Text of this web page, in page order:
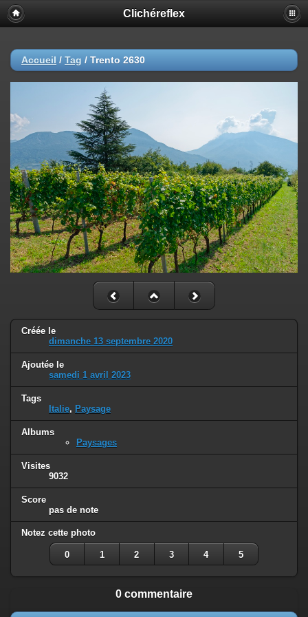
Clichéreflex
Accueil / Tag / Trento 2630
Créée le
dimanche 13 septembre 2020
Ajoutée le
samedi 1 avril 2023
Tags
Italie, Paysage
Albums
Paysages
Visites
9032
Score
pas de note
Notez cette photo
0 1 2 3 4 5
0 commentaire